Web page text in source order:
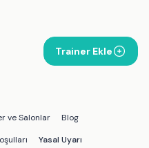
Trainer Ekle
ve Salonlar
Blog
Yasal Uyarı